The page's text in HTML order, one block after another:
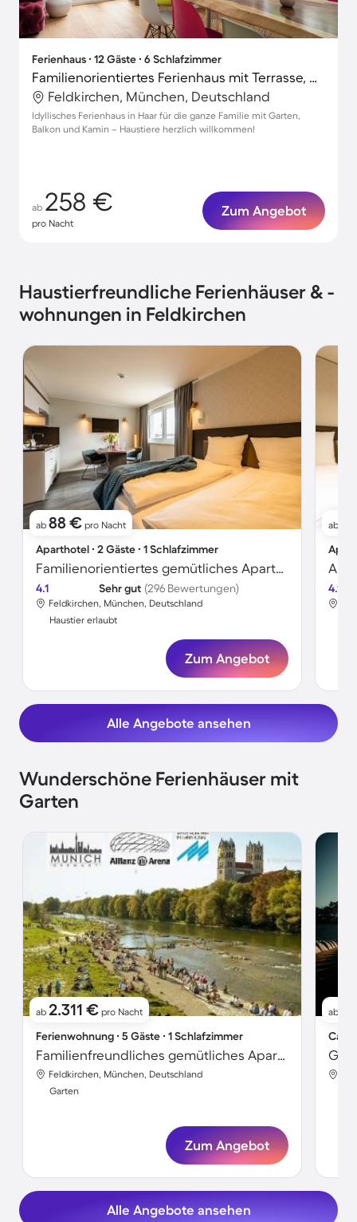
Ferienhaus ∙ 12 Gäste ∙ 6 Schlafzimmer
Familienorientiertes Ferienhaus mit Terrasse, Grill und Garten | Haustiere erlaubt
Feldkirchen, München, Deutschland
Idyllisches Ferienhaus in Haar für die ganze Familie mit Garten,
Balkon und Kamin – Haustiere herzlich willkommen!
ab 258 €
pro Nacht
Zum Angebot
Haustierfreundliche Ferienhäuser & -
wohnungen in Feldkirchen
ab 88 € pro Nacht
Aparthotel ∙ 2 Gäste ∙ 1 Schlafzimmer
Familienorientiertes gemütliches Aparthotel mit Terrasse und Garten | Ideal für Homeoffice | Haustiere sind willkommen
4.1 Sehr gut (296 Bewertungen)
Feldkirchen, München, Deutschland
Haustier erlaubt
Zum Angebot
ab
4.1
Alle Angebote ansehen
Wunderschöne Ferienhäuser mit
Garten
ab 2.311 € pro Nacht
Ferienwohnung ∙ 5 Gäste ∙ 1 Schlafzimmer
Familienfreundliches gemütliches Apartment mit Garten | Haustierfreundlich
Feldkirchen, München, Deutschland
Garten
Zum Angebot
ab
Alle Angebote ansehen